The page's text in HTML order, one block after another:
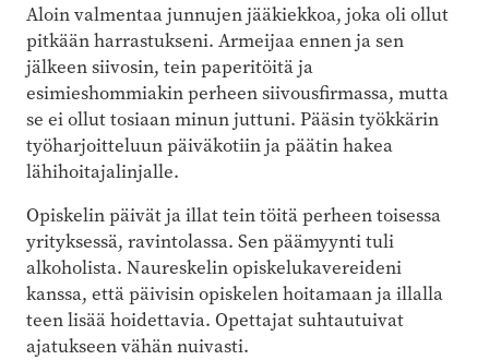
Aloin valmentaa junnujen jääkiekkoa, joka oli ollut
pitkään harrastukseni. Armeijaa ennen ja sen
jälkeen siivosin, tein paperitöitä ja
esimieshommiakin perheen siivousfirmassa, mutta
se ei ollut tosiaan minun juttuni. Pääsin työkkärin
työharjoitteluun päiväkotiin ja päätin hakea
lähihoitajalinjalle.
Opiskelin päivät ja illat tein töitä perheen toisessa
yrityksessä, ravintolassa. Sen päämyynti tuli
alkoholista. Naureskelin opiskelukavereideni
kanssa, että päivisin opiskelen hoitamaan ja illalla
teen lisää hoidettavia. Opettajat suhtautuivat
ajatukseen vähän nuivasti.